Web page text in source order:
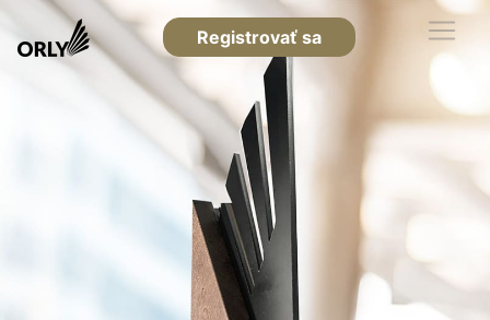
Registrovať sa